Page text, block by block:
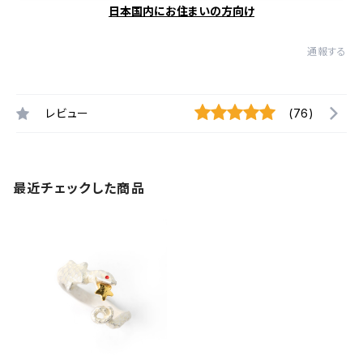
日本国内にお住まいの方向け
通報する
レビュー (76)
最近チェックした商品